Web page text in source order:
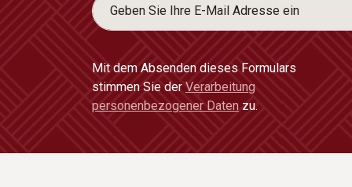
Mit dem Absenden dieses Formulars
stimmen Sie der Verarbeitung
personenbezogener Daten zu.